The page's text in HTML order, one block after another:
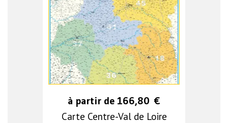
à partir de 166,80 €
Carte Centre-Val de Loire